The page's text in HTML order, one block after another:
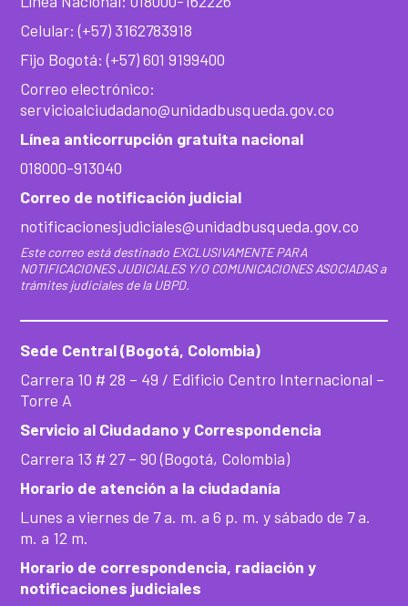
Celular: (+57) 3162783918
Fijo Bogotá: (+57) 601 9199400
Correo electrónico:
servicioalciudadano@unidadbusqueda.gov.co
Línea anticorrupción gratuita nacional
018000-913040
Correo de notificación judicial
notificacionesjudiciales@unidadbusqueda.gov.co
Este correo está destinado EXCLUSIVAMENTE PARA
NOTIFICACIONES JUDICIALES Y/O COMUNICACIONES ASOCIADAS a
trámites judiciales de la UBPD.
Sede Central (Bogotá, Colombia)
Carrera 10 # 28 – 49 / Edificio Centro Internacional –
Torre A
Servicio al Ciudadano y Correspondencia
Carrera 13 # 27 – 90 (Bogotá, Colombia)
Horario de atención a la ciudadanía
Lunes a viernes de 7 a. m. a 6 p. m. y sábado de 7 a.
m. a 12 m.
Horario de correspondencia, radiación y
notificaciones judiciales